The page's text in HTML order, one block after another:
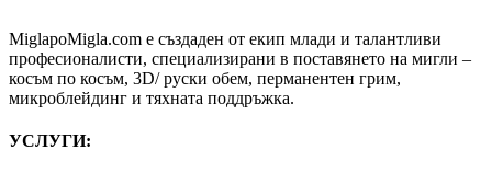
MiglapoMigla.com е създаден от екип млади и талантливи
професионалисти, специализирани в поставянето на мигли –
косъм по косъм, 3D/ руски обем, перманентен грим,
микроблейдинг и тяхната поддръжка.
УСЛУГИ: